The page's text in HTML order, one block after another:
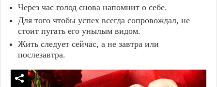
Через час голод снова напомнит о себе.
Для того чтобы успех всегда сопровождал, не
стоит пугать его унылым видом.
Жить следует сейчас, а не завтра или
послезавтра.